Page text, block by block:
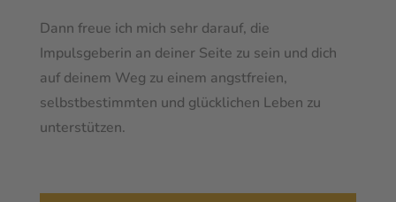
Dann freue ich mich sehr darauf, die
Impulsgeberin an deiner Seite zu sein und dich
auf deinem Weg zu einem angstfreien,
selbstbestimmten und glücklichen Leben zu
unterstützen.